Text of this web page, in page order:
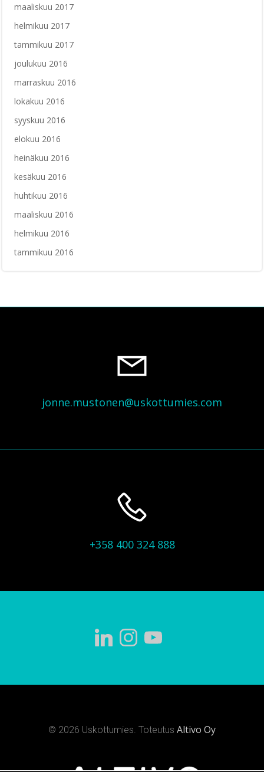
maaliskuu 2017
helmikuu 2017
tammikuu 2017
joulukuu 2016
marraskuu 2016
lokakuu 2016
syyskuu 2016
elokuu 2016
heinäkuu 2016
kesäkuu 2016
huhtikuu 2016
maaliskuu 2016
helmikuu 2016
tammikuu 2016
jonne.mustonen@uskottumies.com
+358 400 324 888
© 2026 Uskottumies. Toteutus Altivo Oy